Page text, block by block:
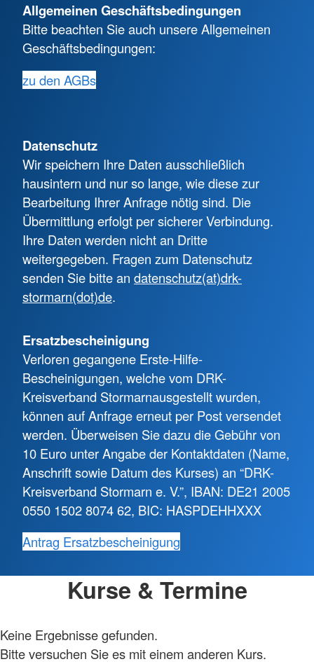
Allgemeinen Geschäftsbedingungen
Bitte beachten Sie auch unsere Allgemeinen
Geschäftsbedingungen:
zu den AGBs
Datenschutz
Wir speichern Ihre Daten ausschließlich
hausintern und nur so lange, wie diese zur
Bearbeitung Ihrer Anfrage nötig sind. Die
Übermittlung erfolgt per sicherer Verbindung.
Ihre Daten werden nicht an Dritte
weitergegeben. Fragen zum Datenschutz
senden Sie bitte an datenschutz(at)drk-
stormarn(dot)de.
Ersatzbescheinigung
Verloren gegangene Erste-Hilfe-
Bescheinigungen, welche vom DRK-
Kreisverband Stormarnausgestellt wurden,
können auf Anfrage erneut per Post versendet
werden. Überweisen Sie dazu die Gebühr von
10 Euro unter Angabe der Kontaktdaten (Name,
Anschrift sowie Datum des Kurses) an “DRK-
Kreisverband Stormarn e. V.”, IBAN: DE21 2005
0550 1502 8074 62, BIC: HASPDEHHXXX
Antrag Ersatzbescheinigung
Kurse & Termine
Keine Ergebnisse gefunden.
Bitte versuchen Sie es mit einem anderen Kurs.